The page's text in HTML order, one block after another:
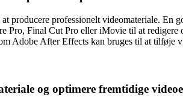
producere professionelt videomateriale. En
Pro, Final Cut Pro eller iMovie til at
Adobe After Effects kan bruges til at tilføje
og optimere fremtidige